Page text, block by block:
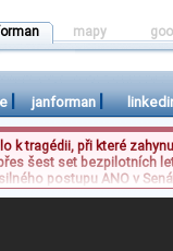
mapy
| janforman |
k tragédii, při které
šest set bezpilotních
postupu ANO v
Ukrajinců